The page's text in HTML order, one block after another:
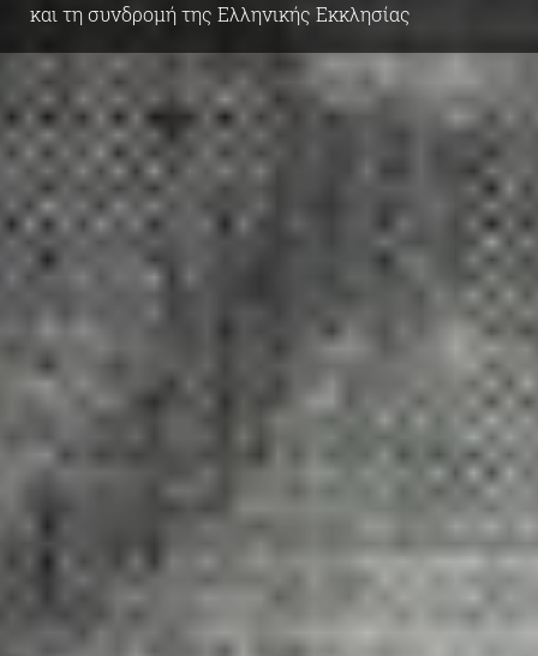
και τη συνδρομή της Ελληνικής Εκκλησίας